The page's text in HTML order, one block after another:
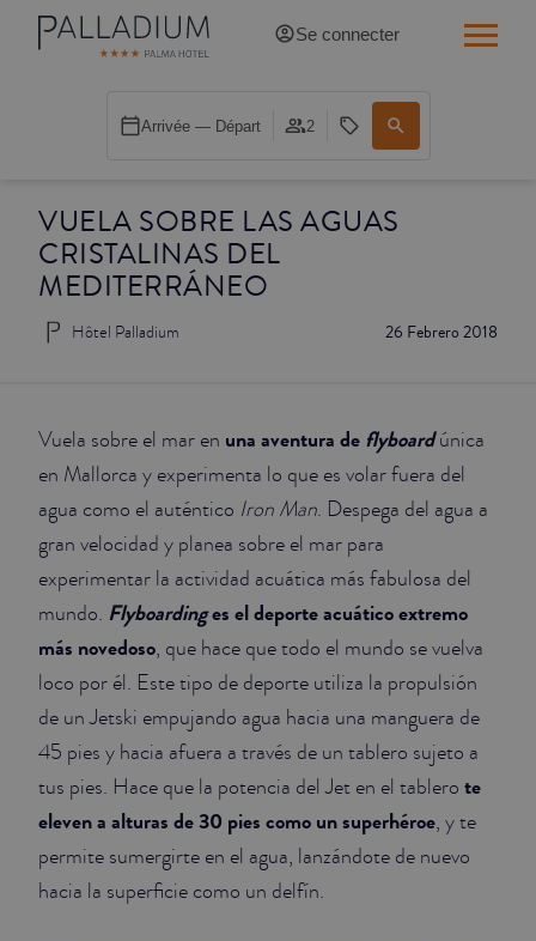
VUELA SOBRE LAS AGUAS
CRISTALINAS DEL
MEDITERRÁNEO
26 Febrero 2018
Hôtel Palladium
Vuela sobre el mar en una aventura deflyboardúnica
en Mallorca y experimenta lo que es volar fuera del
agua como el auténtico Iron Man. Despega del agua a
gran velocidad y planea sobre el mar para
experimentar la actividad acuática más fabulosa del
mundo. Flyboardinges el deporte acuático extremo
más novedoso, que hace que todo el mundo se vuelva
loco por él. Este tipo de deporte utiliza la propulsión
de un Jetski empujando agua hacia una manguera de
45 pies y hacia afuera a través de un tablero sujeto a
tus pies. Hace que la potencia del Jet en el tablero te
eleven a alturas de 30 pies como un superhéroe, y te
permite sumergirte en el agua, lanzándote de nuevo
hacia la superficie como un delfín.
Se connecter
Arrivée — Départ 2
SINGLE BALCON CATHÉDRALE
DOBLE RED
DOBLE INN
SUPÉRIEURE
JUNIOR SUITES
SUITE